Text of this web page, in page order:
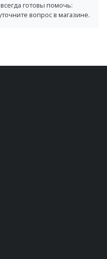
готовы помочь:
вопрос в магазине.